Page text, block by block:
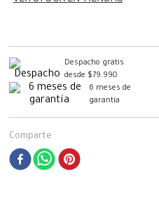
Despacho gratis
desde $79.990
6 meses de
garantía
Comparte